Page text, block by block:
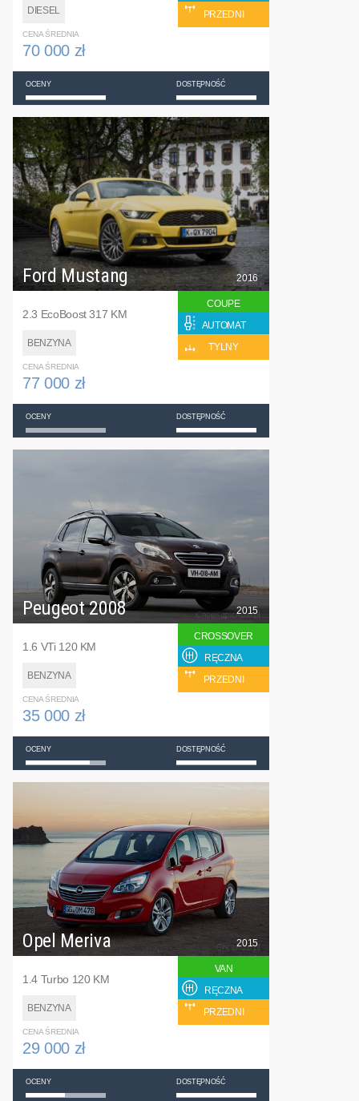
DIESEL
PRZEDNI
CENA ŚREDNIA
70 000 zł
OCENY DOSTĘPNOŚĆ
Ford Mustang
2.3 EcoBoost 317 KM
BENZYNA
2016
COUPE
AUTOMAT
TYLNY
CENA ŚREDNIA
77 000 zł
OCENY DOSTĘPNOŚĆ
Peugeot 2008
1.6 VTi 120 KM
BENZYNA
2015
CROSSOVER
RĘCZNA
PRZEDNI
CENA ŚREDNIA
35 000 zł
OCENY DOSTĘPNOŚĆ
Opel Meriva
1.4 Turbo 120 KM
BENZYNA
2015
VAN
RĘCZNA
PRZEDNI
CENA ŚREDNIA
29 000 zł
OCENY DOSTĘPNOŚĆ